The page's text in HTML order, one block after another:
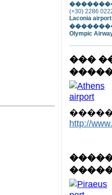
(+30) 2286
Laconia
Olympic
���
http://